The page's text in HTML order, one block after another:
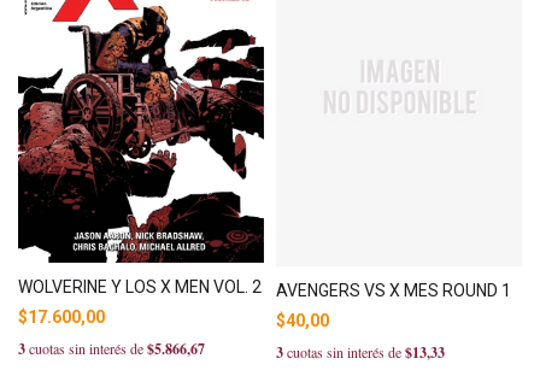
WOLVERINE Y LOS X MEN VOL. 2
$17.600,00
3cuotas sin interés de$5.866,67
AVENGERS VS X MES ROUND 1
$40,00
3cuotas sin interés de$13,33